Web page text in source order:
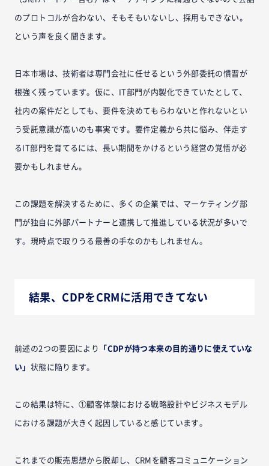
のプロトコルが合わない、そもそもいないし、採用もできない。
という声を良く聞きます。
日本市場は、技術者は専門会社に任せるという外部委託の慣習が
根強く残っています。仮に、IT部門が内製化できていたとして、
社内の案件だとしても、要件を決めてもらわないと作れないとい
う受託意識が高いのも事実です。要件定義から共に悩み、伴走す
るIT部門を育てるには、長い期間をかけるという経営の覚悟が必
要かもしれません。
この課題を解決するために、多くの企業では、マーケティング部
門が独自に外部パートナーと連携して推進している状況が多いで
す。現時点で取りうる最善の手なのかもしれません。
結果、CDPをCRMに活用できてない
前述の2つの要因により 「CDPが持つ本来の目的通りに使えていな
い」 状態に陥ります。
この結果は特に、①顧客体験における戦略設計やビジネスモデル
における課題が大きく起因していると感じています。
これまでの販売思想から脱却し、CRMを顧客コミュニケーション